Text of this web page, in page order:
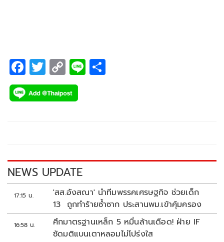
F
ac
e
k
T
wi
tt
C
o
p
k
Li
NEWS UPDATE
17:15 น.
'สส.อังสณา' นำทีมพรรคเศรษฐกิจ ช่วยเด็ก
13 ถูกทำร้ายซ้ำซาก ประสานพม.เข้าคุ้มครอง
16:58 น.
ศึกมาตรฐานเหล็ก 5 หมื่นล้านเดือด! ฝ่าย IF
ซัดมติแบนเตาหลอมไม่โปร่งใส